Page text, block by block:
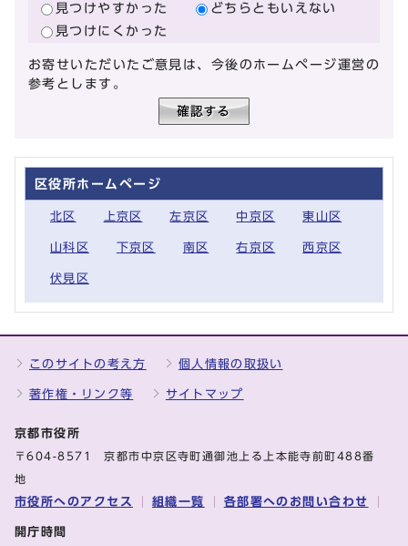
見つけやすかった
どちらともいえない
見つけにくかった
お寄せいただいたご意見は、今後のホームページ運営の
参考とします。
区役所ホームページ
北区 上京区 左京区 中京区 東山区
山科区 下京区 南区 右京区 西京区
伏見区
このサイトの考え方 個人情報の取扱い
著作権・リンク等 サイトマップ
京都市役所
〒604-8571 京都市中京区寺町通御池上る上本能寺前町488番
地
市役所へのアクセス 組織一覧 各部署へのお問い合わせ
開庁時間